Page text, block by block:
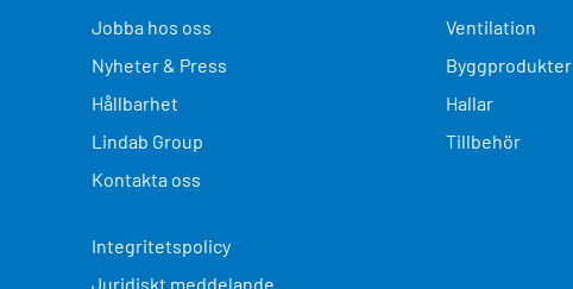
Jobba hos oss
Nyheter & Press
Hållbarhet
Lindab Group
Kontakta oss
Integritetspolicy
Juridiskt meddelande
Ventilation
Byggprodukter
Hallar
Tillbehör